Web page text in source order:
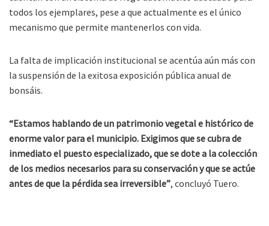
todos los ejemplares, pese a que actualmente es el único
mecanismo que permite mantenerlos con vida.
La falta de implicación institucional se acentúa aún más con
la suspensión de la exitosa exposición pública anual de
bonsáis.
“Estamos hablando de un patrimonio vegetal e histórico de
enorme valor para el municipio. Exigimos que se cubra de
inmediato el puesto especializado, que se dote a la colección
de los medios necesarios para su conservación y que se actúe
antes de que la pérdida sea irreversible”, concluyó Tuero.